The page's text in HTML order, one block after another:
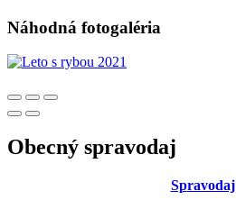
Náhodná fotogaléria
Obecný spravodaj
Spravodaj